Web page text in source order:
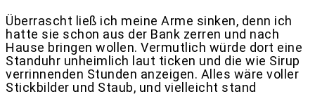
Überrascht ließ ich meine Arme sinken, denn ich
hatte sie schon aus der Bank zerren und nach
Hause bringen wollen. Vermutlich würde dort eine
Standuhr unheimlich laut ticken und die wie Sirup
verrinnenden Stunden anzeigen. Alles wäre voller
Stickbilder und Staub, und vielleicht stand